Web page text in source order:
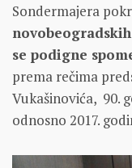
Sondermajera
se podigne
prema rečima
Vukašinovića, 90.
odnosno 2017.